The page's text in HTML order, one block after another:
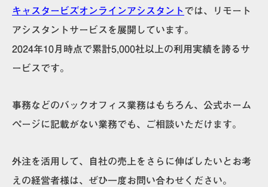
キャスタービズオンラインアシスタント では、リモート
アシスタントサービスを展開しています。
2024年10月時点で累計5,000社以上の利用実績を誇るサ
ービスです。
事務などのバックオフィス業務はもちろん、公式ホーム
ページに記載がない業務でも、ご相談いただけます。
外注を活用して、自社の売上をさらに伸ばしたいとお考
えの経営者様は、ぜひ一度お問い合わせください。